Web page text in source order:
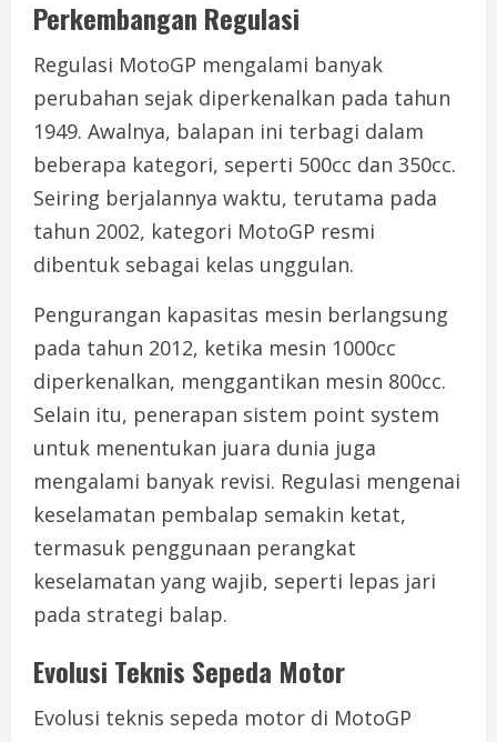
Perkembangan Regulasi
Regulasi MotoGP mengalami banyak
perubahan sejak diperkenalkan pada tahun
1949. Awalnya, balapan ini terbagi dalam
beberapa kategori, seperti 500cc dan 350cc.
Seiring berjalannya waktu, terutama pada
tahun 2002, kategori MotoGP resmi
dibentuk sebagai kelas unggulan.
Pengurangan kapasitas mesin berlangsung
pada tahun 2012, ketika mesin 1000cc
diperkenalkan, menggantikan mesin 800cc.
Selain itu, penerapan sistem point system
untuk menentukan juara dunia juga
mengalami banyak revisi. Regulasi mengenai
keselamatan pembalap semakin ketat,
termasuk penggunaan perangkat
keselamatan yang wajib, seperti lepas jari
pada strategi balap.
Evolusi Teknis Sepeda Motor
Evolusi teknis sepeda motor di MotoGP